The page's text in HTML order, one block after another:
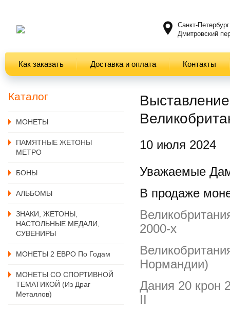
Санкт-Петербург
Дмитровский
Как заказать Доставка и оплата Контакты
Каталог
MОНЕТЫ
ПАМЯТНЫЕ ЖЕТОНЫ
МЕТРО
БОНЫ
АЛЬБОМЫ
ЗНАКИ, ЖЕТОНЫ,
НАСТОЛЬНЫЕ МЕДАЛИ,
СУВЕНИРЫ
МОНЕТЫ 2 ЕВРО По Годам
МОНЕТЫ СО СПОРТИВНОЙ
ТЕМАТИКОЙ (из Драг
Металлов)
10 июля 2024
Уважаемые
В продаже
2000-х
Нормандии)
Дания 20 крон
II